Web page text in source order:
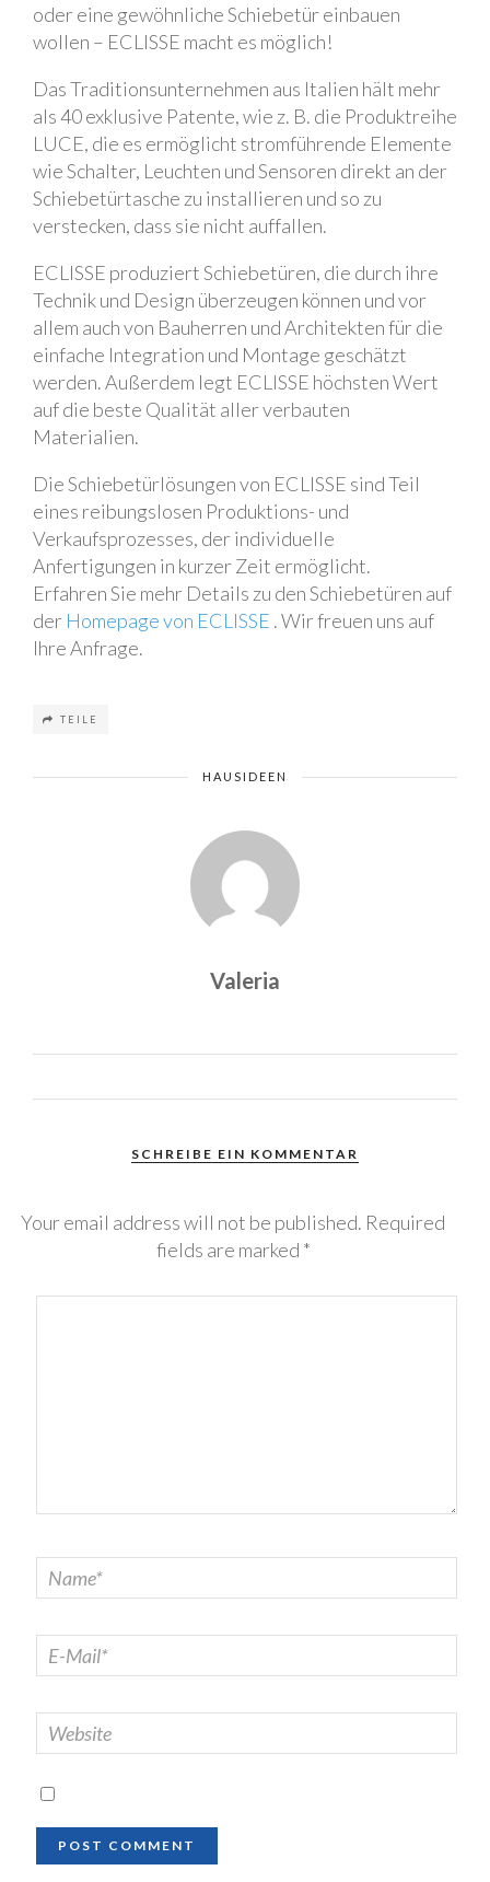
oder eine gewöhnliche Schiebetür einbauen
wollen – ECLISSE macht es möglich!
Das Traditionsunternehmen aus Italien hält mehr
als 40 exklusive Patente, wie z. B. die Produktreihe
LUCE, die es ermöglicht stromführende Elemente
wie Schalter, Leuchten und Sensoren direkt an der
Schiebetürtasche zu installieren und so zu
verstecken, dass sie nicht auffallen.
ECLISSE produziert Schiebetüren, die durch ihre
Technik und Design überzeugen können und vor
allem auch von Bauherren und Architekten für die
einfache Integration und Montage geschätzt
werden. Außerdem legt ECLISSE höchsten Wert
auf die beste Qualität aller verbauten
Materialien.
Die Schiebetürlösungen von ECLISSE sind Teil
eines reibungslosen Produktions- und
Verkaufsprozesses, der individuelle
Anfertigungen in kurzer Zeit ermöglicht.
Erfahren Sie mehr Details zu den Schiebetüren auf
der Homepage von ECLISSE . Wir freuen uns auf
Ihre Anfrage.
TEILE
HAUSIDEEN
Valeria
SCHREIBE EIN KOMMENTAR
Your email address will not be published. Required
fields are marked *